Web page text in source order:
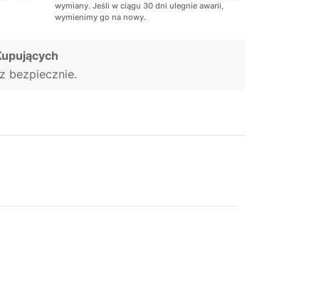
wymiany. Jeśli w ciągu 30 dni ulegnie awarii,
wymienimy go na nowy.
bezpiecznie.